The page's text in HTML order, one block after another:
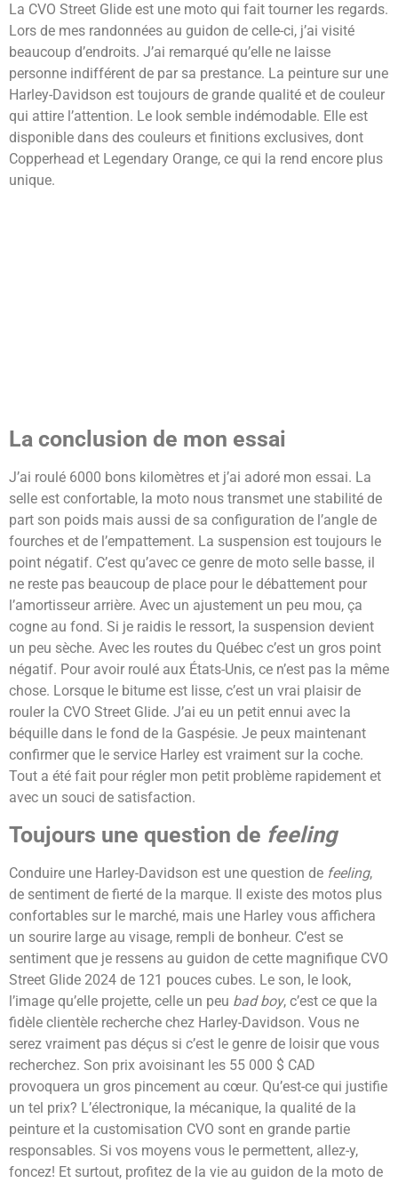
La CVO Street Glide est une moto qui fait tourner les regards.
Lors de mes randonnées au guidon de celle-ci, j’ai visité
beaucoup d’endroits. J’ai remarqué qu’elle ne laisse
personne indifférent de par sa prestance. La peinture sur une
Harley-Davidson est toujours de grande qualité et de couleur
qui attire l’attention. Le look semble indémodable. Elle est
disponible dans des couleurs et finitions exclusives, dont
Copperhead et Legendary Orange, ce qui la rend encore plus
unique.
La conclusion de mon essai
J’ai roulé 6000 bons kilomètres et j’ai adoré mon essai. La
selle est confortable, la moto nous transmet une stabilité de
part son poids mais aussi de sa configuration de l’angle de
fourches et de l’empattement. La suspension est toujours le
point négatif. C’est qu’avec ce genre de moto selle basse, il
ne reste pas beaucoup de place pour le débattement pour
l’amortisseur arrière. Avec un ajustement un peu mou, ça
cogne au fond. Si je raidis le ressort, la suspension devient
un peu sèche. Avec les routes du Québec c’est un gros point
négatif. Pour avoir roulé aux États-Unis, ce n’est pas la même
chose. Lorsque le bitume est lisse, c’est un vrai plaisir de
rouler la CVO Street Glide. J’ai eu un petit ennui avec la
béquille dans le fond de la Gaspésie. Je peux maintenant
confirmer que le service Harley est vraiment sur la coche.
Tout a été fait pour régler mon petit problème rapidement et
avec un souci de satisfaction.
Toujours une question de feeling
Conduire une Harley-Davidson est une question de feeling,
de sentiment de fierté de la marque. Il existe des motos plus
confortables sur le marché, mais une Harley vous affichera
un sourire large au visage, rempli de bonheur. C’est se
sentiment que je ressens au guidon de cette magnifique CVO
Street Glide 2024 de 121 pouces cubes. Le son, le look,
l’image qu’elle projette, celle un peu bad boy, c’est ce que la
fidèle clientèle recherche chez Harley-Davidson. Vous ne
serez vraiment pas déçus si c’est le genre de loisir que vous
recherchez. Son prix avoisinant les 55 000 $ CAD
provoquera un gros pincement au cœur. Qu’est-ce qui justifie
un tel prix? L’électronique, la mécanique, la qualité de la
peinture et la customisation CVO sont en grande partie
responsables. Si vos moyens vous le permettent, allez-y,
foncez! Et surtout, profitez de la vie au guidon de la moto de